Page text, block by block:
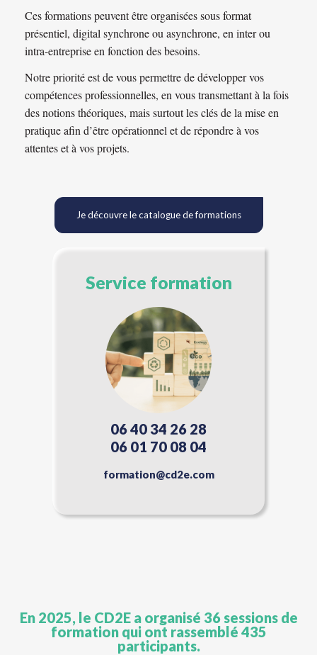
Ces formations peuvent être organisées sous format
présentiel, digital synchrone ou asynchrone, en inter ou
intra-entreprise en fonction des besoins.
Notre priorité est de vous permettre de développer vos
compétences professionnelles, en vous transmettant à la fois
des notions théoriques, mais surtout les clés de la mise en
pratique afin d’être opérationnel et de répondre à vos
attentes et à vos projets.
Je découvre le catalogue de formations
Service formation
06 40 34 26 28
06 01 70 08 04
formation@cd2e.com
En 2025, le CD2E a organisé 36 sessions de
formation qui ont rassemblé 435
participants.